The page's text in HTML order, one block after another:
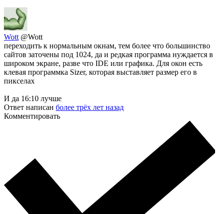
Wott @Wott
переходить к нормальным окнам, тем более что большинство
сайтов заточены под 1024, да и редкая программа нуждается в
широком экране, разве что IDE или графика. Для окон есть
клевая программка Sizer, которая выставляет размер его в
пикселах
И да 16:10 лучше
Ответ написан более трёх лет назад
Комментировать